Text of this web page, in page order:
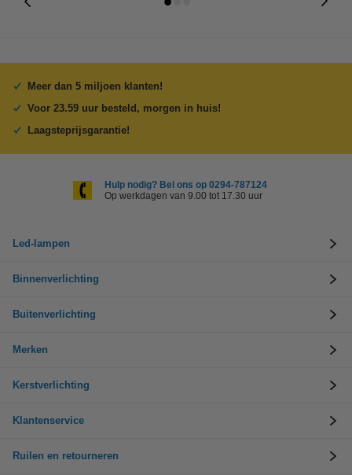
Meer dan 5 miljoen klanten!
Voor 23.59 uur besteld, morgen in huis!
Laagsteprijsgarantie!
Hulp nodig? Bel ons op 0294-787124
Op werkdagen van 9.00 tot 17.30 uur
Led-lampen
Binnenverlichting
Buitenverlichting
Merken
Kerstverlichting
Klantenservice
Ruilen en retourneren